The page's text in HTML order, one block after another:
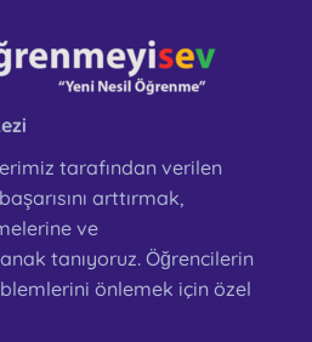
tarafından verilen
arttırmak,
ve
tanıyoruz. Öğrencilerin
önlemek için özel